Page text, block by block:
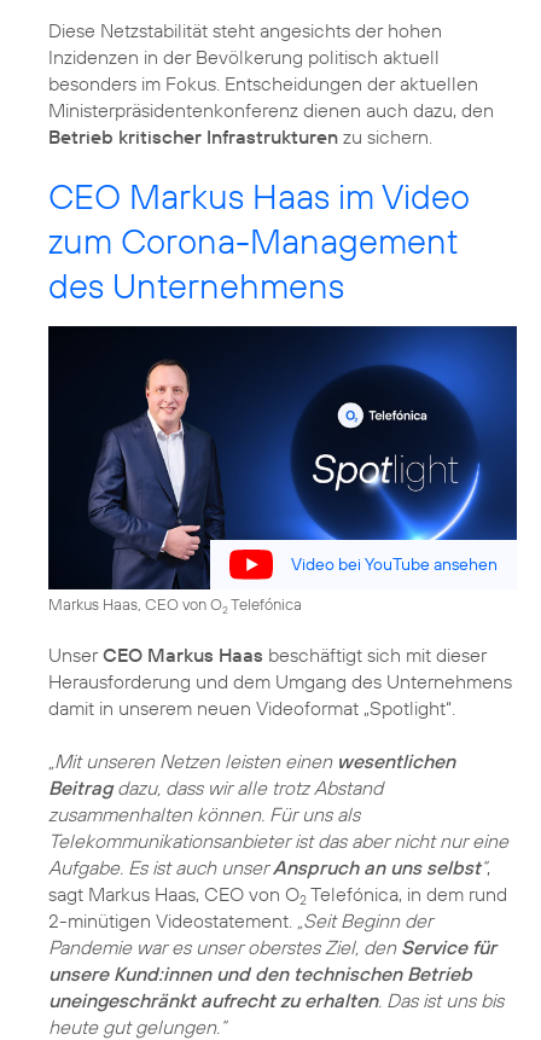
Diese Netzstabilität steht angesichts der hohen
Inzidenzen in der Bevölkerung politisch aktuell
besonders im Fokus. Entscheidungen der aktuellen
Ministerpräsidentenkonferenz dienen auch dazu, den
Betrieb kritischer Infrastrukturen zu sichern.
CEO Markus Haas im Video
zum Corona-Management
des Unternehmens
Video bei YouTube ansehen
Markus Haas, CEO von O2Telefónica
UnserCEO Markus Haas beschäftigt sich mit dieser
Herausforderung und dem Umgang des Unternehmens
damit in unserem neuen Videoformat „Spotlight“.
„Mit unseren Netzen leisten einen wesentlichen
Beitragdazu, dass wir alle trotz Abstand
zusammenhalten können. Für uns als
Telekommunikationsanbieter ist das aber nicht nur eine
Aufgabe. Es ist auch unserAnspruch an uns selbst“,
sagt Markus Haas, CEO von O2 Telefónica, in dem rund
2-minütigen Videostatement.
„Seit Beginn der
Pandemie war es unser oberstes Ziel, den Service für
unsere Kund:innen und den technischen Betrieb
uneingeschränkt aufrecht zu erhalten. Das ist uns bis
heute gut gelungen.“